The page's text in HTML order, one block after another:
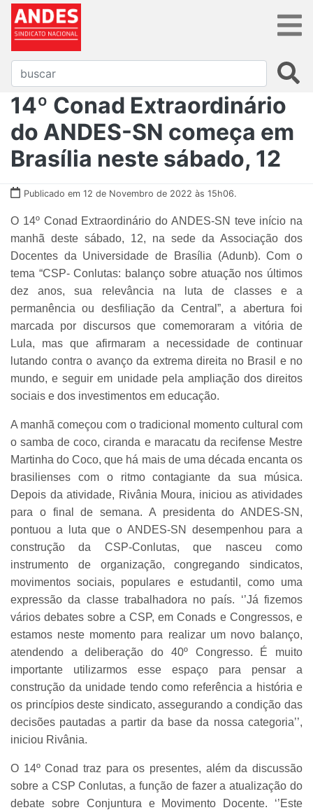
14º Conad Extraordinário
do ANDES-SN começa em
Brasília neste sábado, 12
Publicado em 12 de Novembro de 2022 às 15h06.
O 14º Conad Extraordinário do ANDES-SN teve início na
manhã deste sábado, 12, na sede da Associação dos
Docentes da Universidade de Brasília (Adunb). Com o
tema “CSP- Conlutas: balanço sobre atuação nos últimos
dez anos, sua relevância na luta de classes e a
permanência ou desfiliação da Central”, a abertura foi
marcada por discursos que comemoraram a vitória de
Lula, mas que afirmaram a necessidade de continuar
lutando contra o avanço da extrema direita no Brasil e no
mundo, e seguir em unidade pela ampliação dos direitos
sociais e dos investimentos em educação.
A manhã começou com o tradicional momento cultural com
o samba de coco, ciranda e maracatu da recifense Mestre
Martinha do Coco, que há mais de uma década encanta os
brasilienses com o ritmo contagiante da sua música.
Depois da atividade, Rivânia Moura, iniciou as atividades
para o final de semana. A presidenta do ANDES-SN,
pontuou a luta que o ANDES-SN desempenhou para a
construção da CSP-Conlutas, que nasceu como
instrumento de organização, congregando sindicatos,
movimentos sociais, populares e estudantil, como uma
expressão da classe trabalhadora no país. ‘’Já fizemos
vários debates sobre a CSP, em Conads e Congressos, e
estamos neste momento para realizar um novo balanço,
atendendo a deliberação do 40º Congresso. É muito
importante utilizarmos esse espaço para pensar a
construção da unidade tendo como referência a história e
os princípios deste sindicato, assegurando a condição das
decisões pautadas a partir da base da nossa categoria’’,
iniciou Rivânia.
O 14º Conad traz para os presentes, além da discussão
sobre a CSP Conlutas, a função de fazer a atualização do
debate sobre Conjuntura e Movimento Docente. ‘’Este